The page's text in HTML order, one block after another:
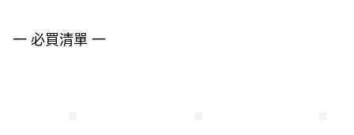
一 必買清單 一